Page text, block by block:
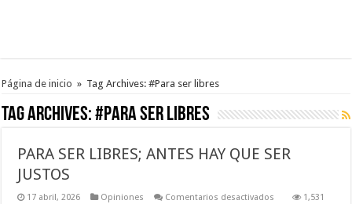
Página de inicio » Tag Archives: #Para ser libres
Tag Archives:#Para ser libres
PARA SER LIBRES; ANTES HAY QUE SER
JUSTOS
17 abril, 2026 Opiniones Comentarios desactivados 1,531